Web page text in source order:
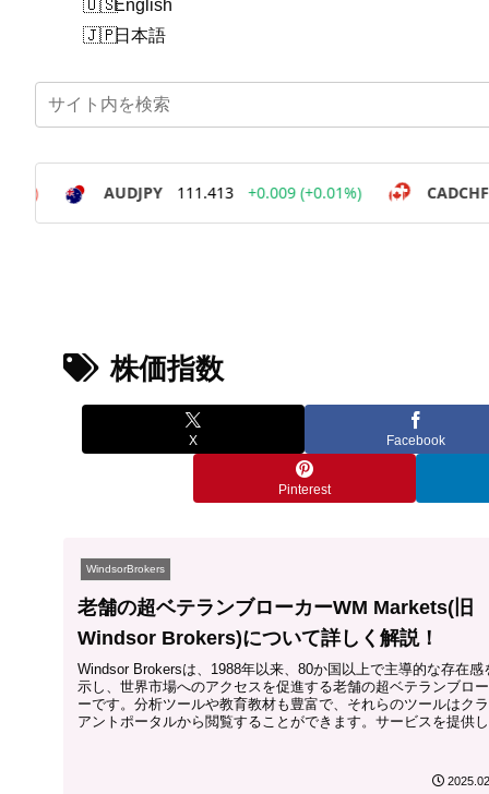
English
日本語
株価指数
X Facebook
Pinterest
WindsorBrokers
老舗の超ベテランブローカーWM Markets(旧
Windsor Brokers)について詳しく解説！
Windsor Brokersは、1988年以来、80か国以上で主導的な存在感
示し、世界市場へのアクセスを促進する老舗の超ベテランブロ
ーです。分析ツールや教育教材も豊富で、それらのツールはク
アントポータルから閲覧することができます。サービスを提供